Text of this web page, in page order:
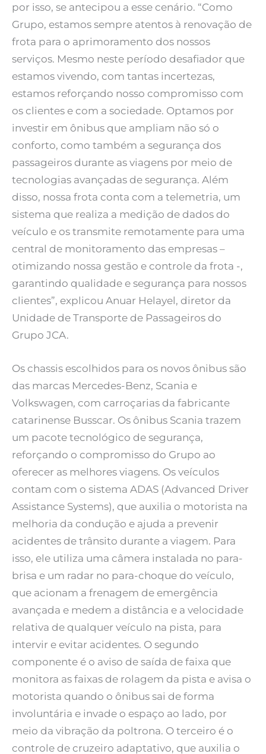
por isso, se antecipou a esse cenário. “Como
Grupo, estamos sempre atentos à renovação de
frota para o aprimoramento dos nossos
serviços. Mesmo neste período desafiador que
estamos vivendo, com tantas incertezas,
estamos reforçando nosso compromisso com
os clientes e com a sociedade. Optamos por
investir em ônibus que ampliam não só o
conforto, como também a segurança dos
passageiros durante as viagens por meio de
tecnologias avançadas de segurança. Além
disso, nossa frota conta com a telemetria, um
sistema que realiza a medição de dados do
veículo e os transmite remotamente para uma
central de monitoramento das empresas –
otimizando nossa gestão e controle da frota -,
garantindo qualidade e segurança para nossos
clientes”, explicou Anuar Helayel, diretor da
Unidade de Transporte de Passageiros do
Grupo JCA.
Os chassis escolhidos para os novos ônibus são
das marcas Mercedes-Benz, Scania e
Volkswagen, com carroçarias da fabricante
catarinense Busscar. Os ônibus Scania trazem
um pacote tecnológico de segurança,
reforçando o compromisso do Grupo ao
oferecer as melhores viagens. Os veículos
contam com o sistema ADAS (Advanced Driver
Assistance Systems), que auxilia o motorista na
melhoria da condução e ajuda a prevenir
acidentes de trânsito durante a viagem. Para
isso, ele utiliza uma câmera instalada no para-
brisa e um radar no para-choque do veículo,
que acionam a frenagem de emergência
avançada e medem a distância e a velocidade
relativa de qualquer veículo na pista, para
intervir e evitar acidentes. O segundo
componente é o aviso de saída de faixa que
monitora as faixas de rolagem da pista e avisa o
motorista quando o ônibus sai de forma
involuntária e invade o espaço ao lado, por
meio da vibração da poltrona. O terceiro é o
controle de cruzeiro adaptativo, que auxilia o